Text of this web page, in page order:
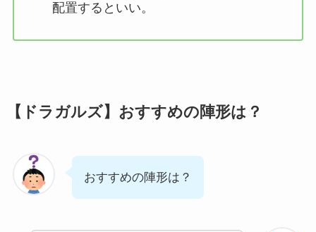
配置するといい。
【ドラガルズ】おすすめの陣形は？
おすすめの陣形は？